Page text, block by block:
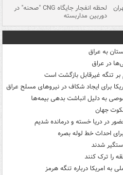
لحظه انفجار جایگاه CNG "صحنه" در
دوربین مداربسته
به عراق
تنگه غیرقابل بازگشت است
برای ایجاد شکاف در نیروهای مسلح عراق
به دلیل انباشت بدهی بیمه‌ها
سکوت جهان
احداث خط لوله بصره
را ترک کنند
به امریکا درباره تنگه هرمز